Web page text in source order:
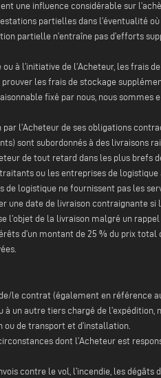
une influence considérable sur
partielles dans l’éventualité
partielle n’entraîne pas d’efforts
à l’initiative de l’Acheteur, les
les frais de stockage
fixé par nous, nous
l’Acheteur de ses obligations
sont subordonnés à des
de tout retard dans les plus brefs
ou les entreprises de
logistique ne fournissent pas les
une date de livraison contraignante
l’objet de la livraison malgré un
d’un montant de 25 % du prix
contrat (également en référence
un autre tiers chargé de
ou de transport et d’installation.
dont l’Acheteur est
contre le vol, l’incendie, les dégâts